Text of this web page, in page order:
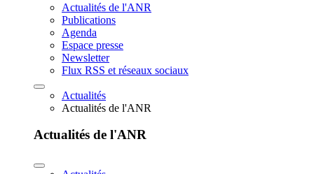
Actualités de l'ANR
Publications
Agenda
Espace presse
Newsletter
Flux RSS et réseaux sociaux
Actualités
Actualités de l'ANR
Actualités de l'ANR